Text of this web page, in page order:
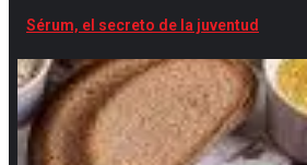
Sérum, el secreto de la juventud